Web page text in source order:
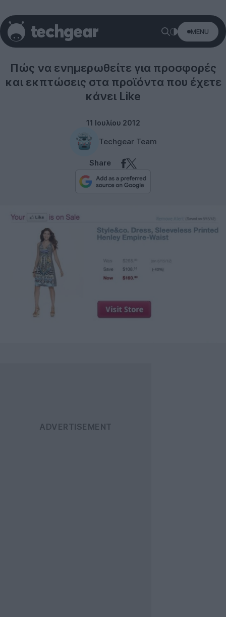
MENU
Πώς να ενημερωθείτε για προσφορές
και εκπτώσεις στα προϊόντα που έχετε
κάνει Like
11 Ιουλίου 2012
Techgear Team
Share